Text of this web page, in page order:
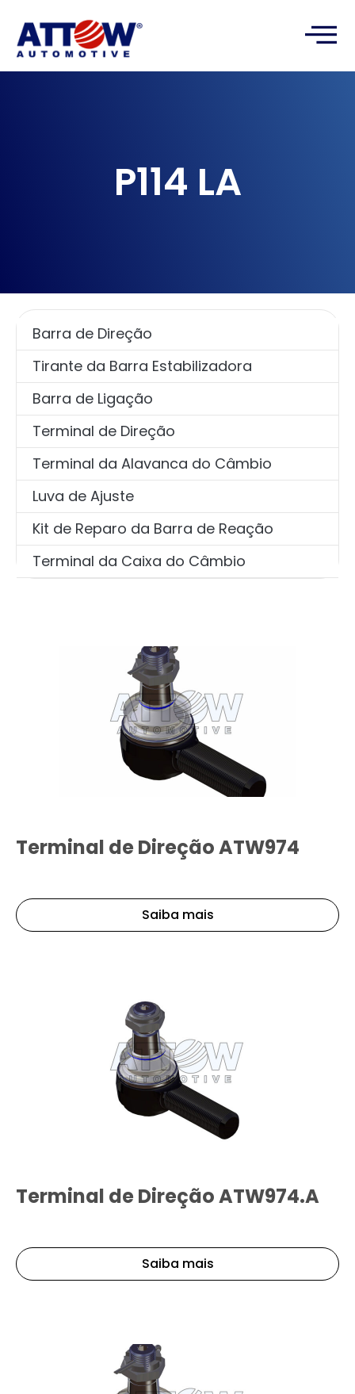
P114 LA
Barra de Direção
Tirante da Barra Estabilizadora
Barra de Ligação
Terminal de Direção
Terminal da Alavanca do Câmbio
Luva de Ajuste
Kit de Reparo da Barra de Reação
Terminal da Caixa do Câmbio
Terminal de Direção ATW974
Saiba mais
Terminal de Direção ATW974.A
Saiba mais